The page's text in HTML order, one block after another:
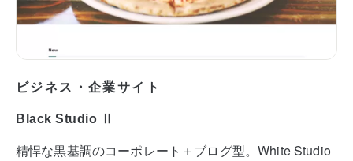
ビジネス・企業サイト
Black Studio Ⅱ
精悍な黒基調のコーポレート＋ブログ型。White Studio